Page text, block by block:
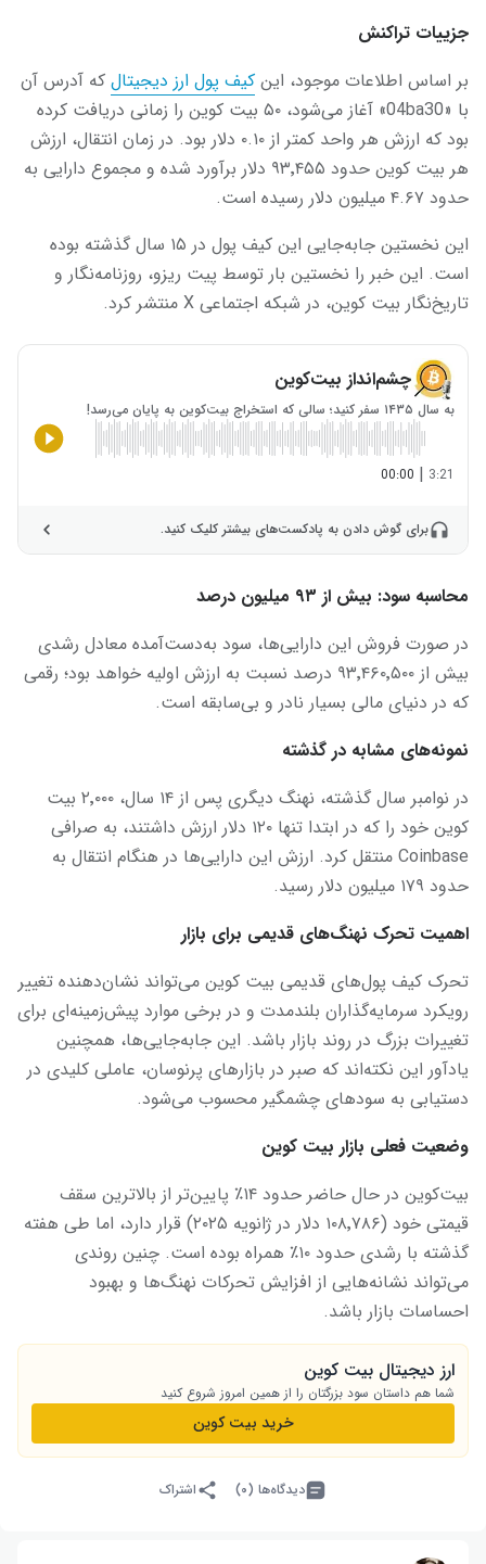
جزییات تراکنش
بر اساس اطلاعات موجود، این کیف پول ارز دیجیتال که آدرس آن
با «04ba30» آغاز می‌شود، ۵۰ بیت ‌کوین را زمانی دریافت کرده
بود که ارزش هر واحد کمتر از ۰.۱۰ دلار بود. در زمان انتقال، ارزش
هر بیت ‌کوین حدود ۹۳٬۴۵۵ دلار برآورد شده و مجموع دارایی به
حدود ۴.۶۷ میلیون دلار رسیده است.
این نخستین جابه‌جایی این کیف پول در ۱۵ سال گذشته بوده
است. این خبر را نخستین بار توسط پیت ریزو، روزنامه‌نگار و
تاریخ‌نگار بیت ‌کوین، در شبکه اجتماعی X منتشر کرد.
چشم‌انداز بیت‌کوین
به سال ۱۴۳۵ سفر کنید؛ سالی که استخراج بیت‌کوین به پایان می‌رسد!
3:21
|
00:00
برای گوش دادن به پادکست‌های بیشتر کلیک کنید.
محاسبه سود: بیش از ۹۳ میلیون درصد
در صورت فروش این دارایی‌ها، سود به‌دست‌آمده معادل رشدی
بیش از ۹۳٬۴۶۰٬۵۰۰ درصد نسبت به ارزش اولیه خواهد بود؛ رقمی
که در دنیای مالی بسیار نادر و بی‌سابقه است.
نمونه‌های مشابه در گذشته
در نوامبر سال گذشته، نهنگ دیگری پس از ۱۴ سال، ۲٬۰۰۰ بیت
‌کوین خود را که در ابتدا تنها ۱۲۰ دلار ارزش داشتند، به صرافی
Coinbase منتقل کرد. ارزش این دارایی‌ها در هنگام انتقال به
حدود ۱۷۹ میلیون دلار رسید.
اهمیت تحرک نهنگ‌های قدیمی برای بازار
تحرک کیف پول‌های قدیمی بیت ‌کوین می‌تواند نشان‌دهنده تغییر
رویکرد سرمایه‌گذاران بلندمدت و در برخی موارد پیش‌زمینه‌ای برای
تغییرات بزرگ در روند بازار باشد. این جابه‌جایی‌ها، همچنین
یادآور این نکته‌اند که صبر در بازارهای پرنوسان، عاملی کلیدی در
دستیابی به سودهای چشمگیر محسوب می‌شود.
وضعیت فعلی بازار بیت ‌کوین
بیت‌کوین در حال حاضر حدود ۱۴٪ پایین‌تر از بالاترین سقف
قیمتی خود (۱۰۸٬۷۸۶ دلار در ژانویه ۲۰۲۵) قرار دارد، اما طی هفته
گذشته با رشدی حدود ۱۰٪ همراه بوده است. چنین روندی
می‌تواند نشانه‌هایی از افزایش تحرکات نهنگ‌ها و بهبود
احساسات بازار باشد.
ارز دیجیتال بیت‌ کوین
شما هم داستان سود بزرگتان را از همین امروز شروع کنید
خرید بیت کوین
دیدگاه‌ها (۰) اشتراک